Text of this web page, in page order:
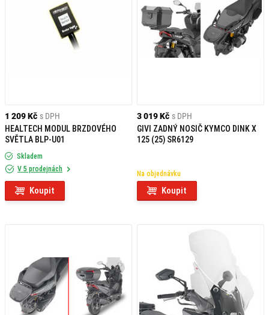
1 209 Kč s DPH
HEALTECH MODUL BRZDOVÉHO
SVĚTLA BLP-U01
Skladem
V 5 prodejnách
Koupit
3 019 Kč s DPH
GIVI ZADNÝ NOSIČ KYMCO DINK X
125 (25) SR6129
Na objednávku
Koupit